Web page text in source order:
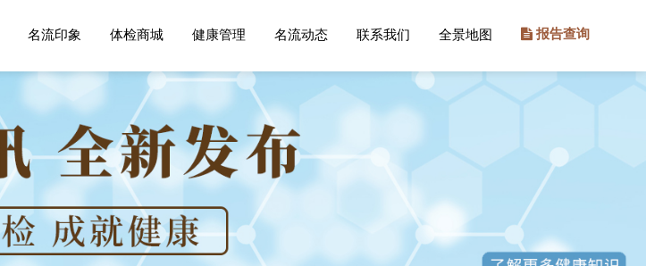
名流印象 体检商城 健康管理 名流动态 联系我们 全景地图 报告查询